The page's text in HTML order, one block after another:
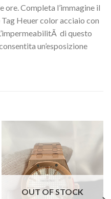
Completa l’immagine il
Heuer color acciaio con
di questo
un’esposizione
OUT OF STOCK